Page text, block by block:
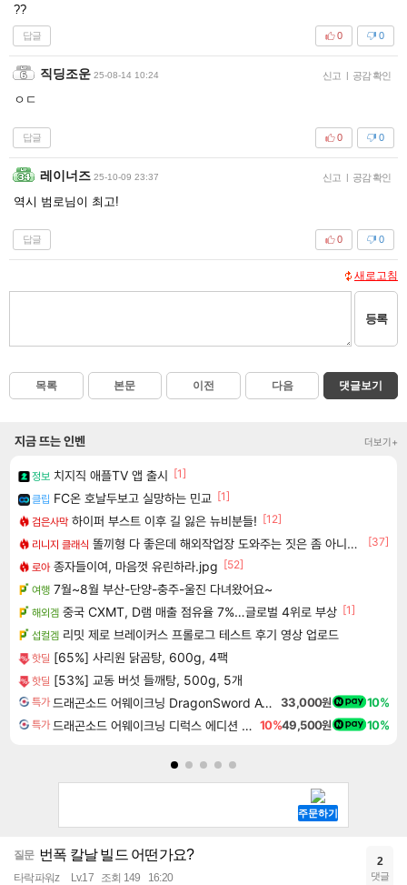
??
답글 0
0
직딩조운 25-08-14 10:24 신고 | 공감 확인
ㅇㄷ
답글 0
0
레이너즈 25-10-09 23:37 신고 | 공감 확인
역시 범로님이 최고!
답글 0
0
새로고침
등록
목록 본문 이전 다음 댓글보기
지금 뜨는 인벤 더보기+
정보 치지직 애플TV 앱 출시 [1]
클립 FC온 호날두보고 실망하는 민교 [1]
검은사막 하이퍼 부스트 이후 길 잃은 뉴비분들! [12]
리니지 클래식 똘끼형 다 좋은데 해외작업장 도와주는 짓은 좀 아니지않냐?
[37]
로아 종자들이여, 마음껏 유린하라.jpg [52]
여행 7월~8월 부산-단양-충주-울진 다녀왔어요~
해외겜 중국 CXMT, D램 매출 점유율 7%…글로벌 4위로 부상 [1]
섭컬겜 리밋 제로 브레이커스 프롤로그 테스트 후기 영상 업로드
핫딜 [65%] 사리원 닭곰탕, 600g, 4팩
핫딜 [53%] 교동 버섯 들깨탕, 500g, 5개
특가 드래곤소드 어웨이크닝 DragonSword Awakening 33,000원 10%
특가 드래곤소드 어웨이크닝 디럭스 에디션 DragonSword Awakening Deluxe Edition 10%49,500원 10%
질문 번폭 칼날 빌드 어떤가요?
타락파워z Lv.17 조회 149 16:20
2
댓글